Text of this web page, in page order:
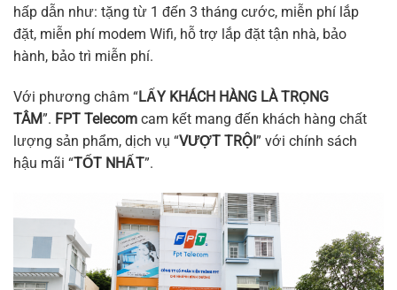
hấp dẫn như: tặng từ 1 đến 3 tháng cước, miễn phí lắp
đặt, miễn phí modem Wifi, hỗ trợ lắp đặt tận nhà, bảo
hành, bảo trì miễn phí.
Với phương châm “LẤY KHÁCH HÀNG LÀ TRỌNG
TÂM”. FPT Telecom cam kết mang đến khách hàng chất
lượng sản phẩm, dịch vụ “VƯỢT TRỘI” với chính sách
hậu mãi “TỐT NHẤT”.